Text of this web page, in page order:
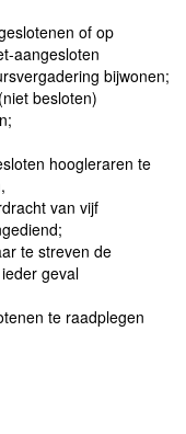
of op
aangesloten
bijwonen;
besloten)
hoogleraren te
van vijf
te streven de
geval
te raadplegen